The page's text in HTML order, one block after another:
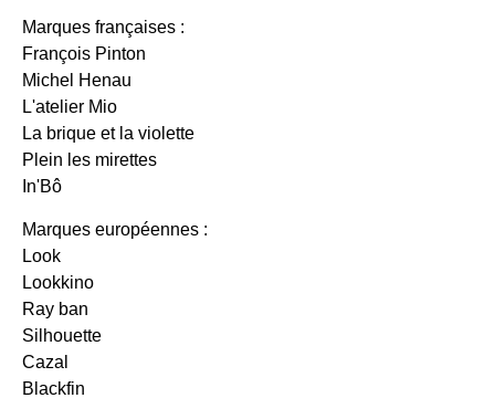
Marques françaises :
François Pinton
Michel Henau
L'atelier Mio
La brique et la violette
Plein les mirettes
In'Bô
Marques européennes :
Look
Lookkino
Ray ban
Silhouette
Cazal
Blackfin